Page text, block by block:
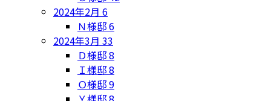
2024年2月 6
Ｎ様邸6
2024年3月 33
Ｄ様邸8
Ｉ様邸8
Ｏ様邸9